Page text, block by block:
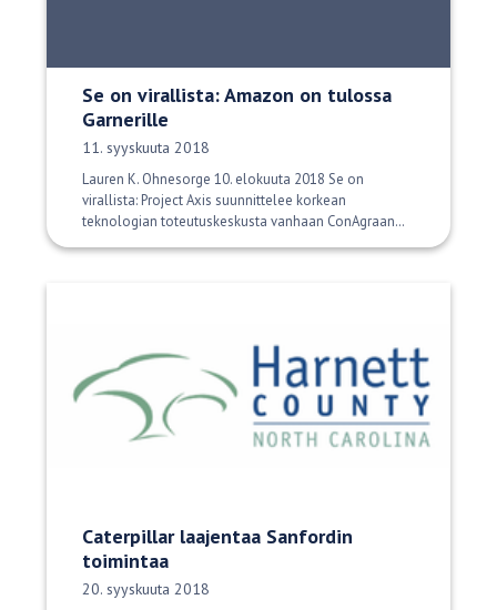
Se on virallista: Amazon on tulossa
Garnerille
Julkaisupäivä:
11. syyskuuta 2018
Lauren K. Ohnesorge 10. elokuuta 2018 Se on
virallista: Project Axis suunnittelee korkean
teknologian toteutuskeskusta vanhaan ConAgraan…
Caterpillar laajentaa Sanfordin
toimintaa
Julkaisupäivä:
20. syyskuuta 2018